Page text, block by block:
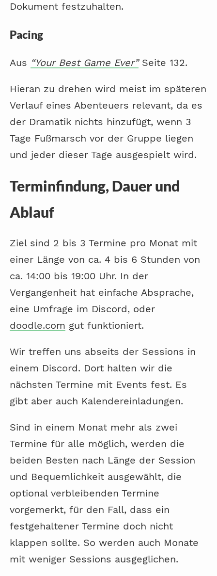
Dokument festzuhalten.
Pacing
Aus “Your Best Game Ever”Seite 132.
Hieran zu drehen wird meist im späteren
Verlauf eines Abenteuers relevant, da es
der Dramatik nichts hinzufügt, wenn 3
Tage Fußmarsch vor der Gruppe liegen
und jeder dieser Tage ausgespielt wird.
Terminfindung, Dauer und
Ablauf
Ziel sind 2 bis 3 Termine pro Monat mit
einer Länge von ca. 4 bis 6 Stunden von
ca. 14:00 bis 19:00 Uhr. In der
Vergangenheit hat einfache Absprache,
eine Umfrage im Discord, oder
doodle.com gut funktioniert.
Wir treffen uns abseits der Sessions in
einem Discord. Dort halten wir die
nächsten Termine mit Events fest. Es
gibt aber auch Kalendereinladungen.
Sind in einem Monat mehr als zwei
Termine für alle möglich, werden die
beiden Besten nach Länge der Session
und Bequemlichkeit ausgewählt, die
optional verbleibenden Termine
vorgemerkt, für den Fall, dass ein
festgehaltener Termine doch nicht
klappen sollte. So werden auch Monate
mit weniger Sessions ausgeglichen.